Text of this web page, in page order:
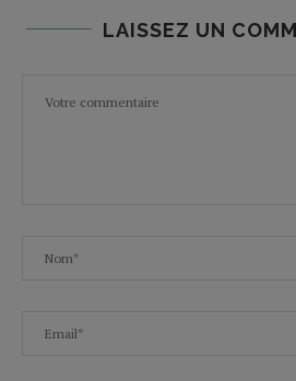
LAISSEZ UN